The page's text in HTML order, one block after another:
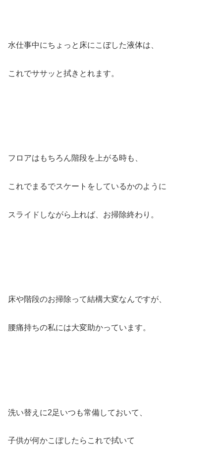
水仕事中にちょっと床にこぼした液体は、
これでササッと拭きとれます。
フロアはもちろん階段を上がる時も、
これでまるでスケートをしているかのように
スライドしながら上れば、お掃除終わり。
床や階段のお掃除って結構大変なんですが、
腰痛持ちの私には大変助かっています。
洗い替えに2足いつも常備しておいて、
子供が何かこぼしたらこれで拭いて